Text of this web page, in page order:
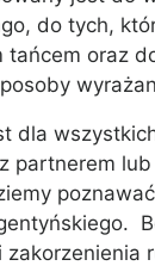
do tych,
tańcem oraz
dla
partnerem
zakorzenienia